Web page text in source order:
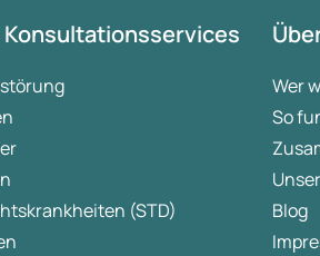
Konsultationsservices
(STD)
Wer
So
Blog